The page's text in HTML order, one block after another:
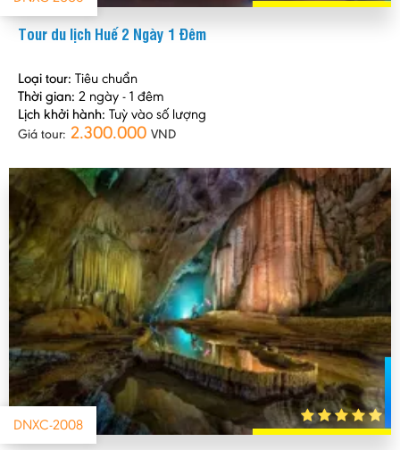
Tour du lịch Huế 2 Ngày 1 Đêm
Loại tour: Tiêu chuẩn
Thời gian: 2 ngày - 1 đêm
Lịch khởi hành: Tuỳ vào số lượng
Giá tour: 2.300.000 VND
DNXC-2008